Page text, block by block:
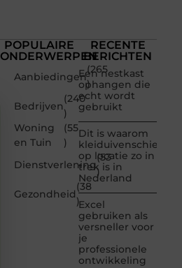
POPULAIRE
ONDERWERPEN
Aanbiedingen
(265
)
Bedrijven
(240
)
Woning
en Tuin
(55
)
Dienstverlening
(53
)
Gezondheid
(38
)
RECENTE
BERICHTEN
Een nestkast
ophangen die
echt wordt
gebruikt
Dit is waarom
kleiduivenschieten
op locatie zo in
trek is in
Nederland
Excel
gebruiken als
versneller voor
je
professionele
ontwikkeling